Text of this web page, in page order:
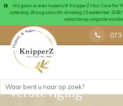
Wij gaan er even tussenuit! KnipperZ Hair Care For
zaterdag 29 augustus t/m dinsdag 15 september
vakantie op volgorde
versteviging